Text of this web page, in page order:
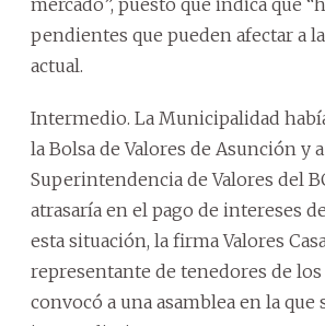
pendientes que pueden afectar a
actual.
Intermedio. La Municipalidad
la Bolsa de Valores de Asunción y
Superintendencia de Valores del
atrasaría en el pago de intereses
esta situación, la firma Valores
representante de tenedores de los
convocó a una asamblea en la que